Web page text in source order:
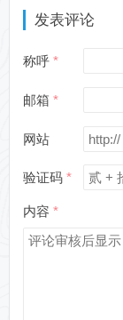
发表评论
称呼
邮箱
网站
验证码
内容